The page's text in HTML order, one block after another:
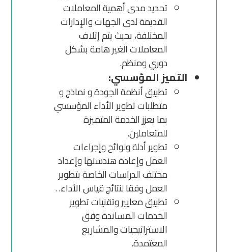
تحديد مدى أهمية المعاملات
القديمة لدى الجهات والإدارات
المختلفة، بحيث يتم إتلاف
المعاملات الغير هامة بشكل
دوري ومنظم.
التميز المؤسسي:
تطبيق أنظمة الجودة و نماذج و
متطلبات تطوير الأداء المؤسسي
بما يعزز الخدمة المتميزة
للمتعاملين.
تطوير أدلة ولوائح وإجراءات
العمل وإعادة هندستها وإعداد
مختلف الدراسات الخاصة بتطوير
العمل وفقا لنتائج قياس الأداء. .
تطبيق معايير وتقنيات تطوير
الخدمات المساندة وفق
الاستراتيجيات والمشاريع
المعتمدة.